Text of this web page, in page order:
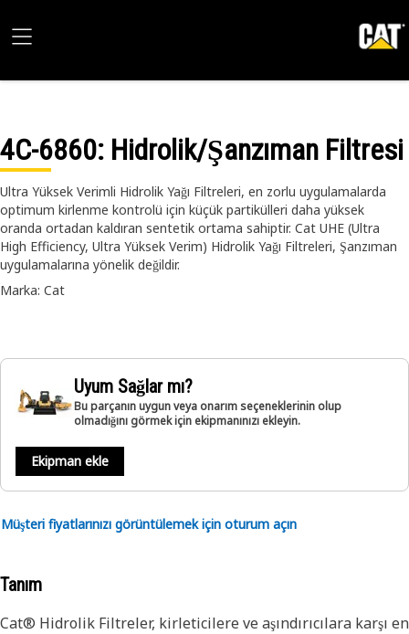
4C-6860: Hidrolik/Şanzıman Filtresi
Ultra Yüksek Verimli Hidrolik Yağı Filtreleri, en zorlu uygulamalarda
optimum kirlenme kontrolü için küçük partikülleri daha yüksek
oranda ortadan kaldıran sentetik ortama sahiptir. Cat UHE (Ultra
High Efficiency, Ultra Yüksek Verim) Hidrolik Yağı Filtreleri, Şanzıman
uygulamalarına yönelik değildir.
Marka: Cat
Uyum Sağlar mı?
Bu parçanın uygun veya onarım seçeneklerinin olup
olmadığını görmek için ekipmanınızı ekleyin.
Ekipman ekle
Müşteri fiyatlarınızı görüntülemek için oturum açın
Tanım
Cat® Hidrolik Filtreler, kirleticilere ve aşındırıcılara karşı en